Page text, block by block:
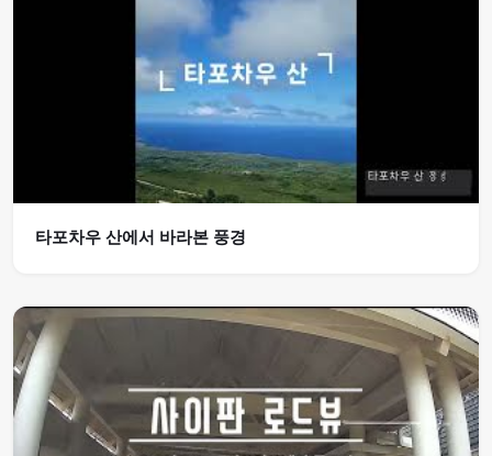
타포차우 산에서 바라본 풍경